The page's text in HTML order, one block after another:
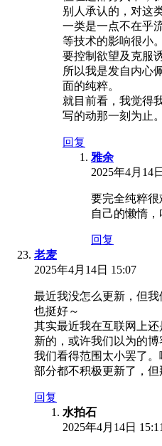
别人承认的，对这
一类是一点不在乎
等技术的影响很小
要控制欲望及克服
所以我是发自内心
面的纯粹。
就目前看，我觉得
写的动那一刻为止
回复
雅余
2025年4月14
要完全纯粹
自己的懒惰，
回复
老麦
2025年4月14日 15:07
最近我没怎么更新，但
也挺好～
其实最近我在互联网上
新的，或许我们以为的
我们看得范围太小罢了
部分都不积极更新了，但
回复
水拍石
2025年4月14日 15:11